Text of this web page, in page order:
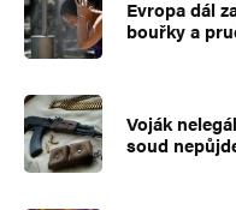
Evropa dál
bouřky a
Voják
soud